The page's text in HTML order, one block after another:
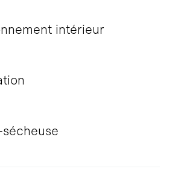
intérieur